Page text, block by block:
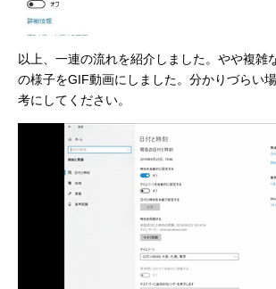
以上、一連の流れを紹介しました。やや複雑
の様子をGIF動画にしました。分かりづらい
考にしてください。